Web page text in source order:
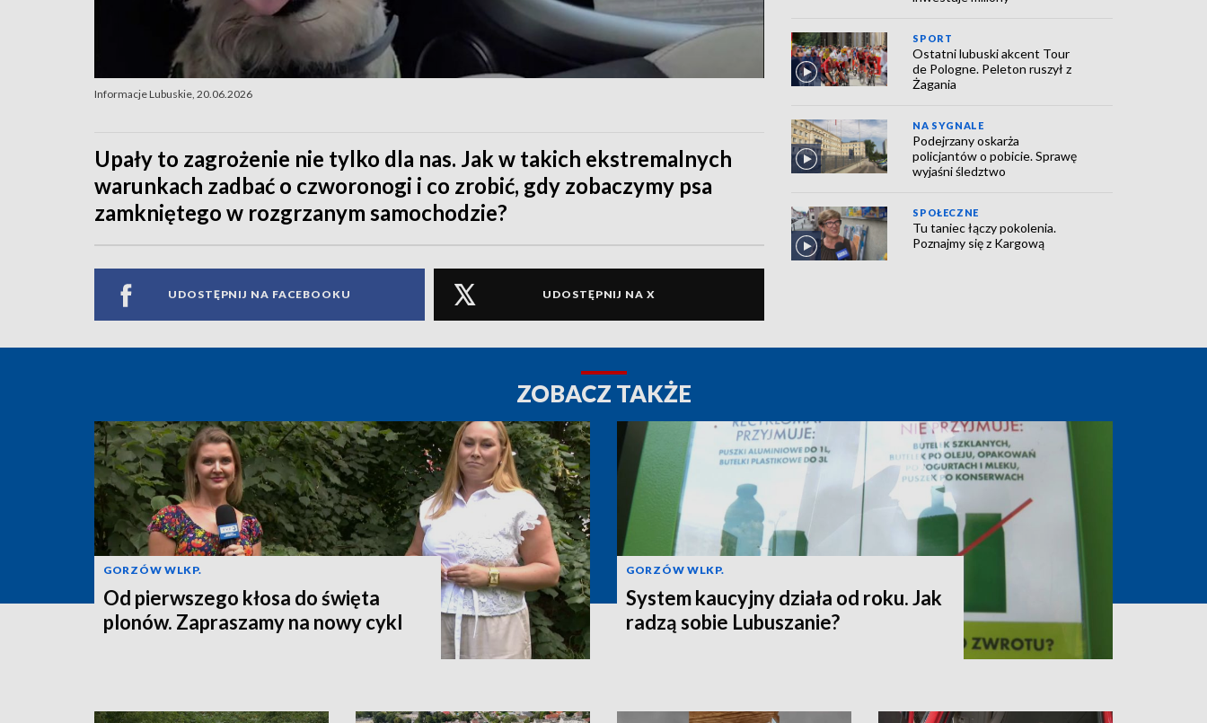
Informacje Lubuskie, 20.06.2026
Upały to zagrożenie nie tylko dla nas. Jak w takich ekstremalnych
warunkach zadbać o czworonogi i co zrobić, gdy zobaczymy psa
zamkniętego w rozgrzanym samochodzie?
UDOSTĘPNIJ NA FACEBOOKU UDOSTĘPNIJ NA X
SPORT
Ostatni lubuski akcent Tour
de Pologne. Peleton ruszył z
Żagania
NA SYGNALE
Podejrzany oskarża
policjantów o pobicie. Sprawę
wyjaśni śledztwo
SPOŁECZNE
Tu taniec łączy pokolenia.
Poznajmy się z Kargową
ZOBACZ TAKŻE
GORZÓW WLKP.
Od pierwszego kłosa do święta
plonów. Zapraszamy na nowy cykl
GORZÓW WLKP.
System kaucyjny działa od roku. Jak
radzą sobie Lubuszanie?